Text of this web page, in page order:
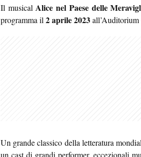
Il musicalAlice nel Paese delle
programma il2 aprile 2023
Un grande classico della letteratura